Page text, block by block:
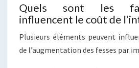
Quels sont les
influencent le coût de
Plusieurs éléments peuvent
de l’augmentation des fesses par